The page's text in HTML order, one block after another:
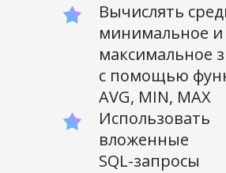
Вычислять
минимальное и
максимальное
с помощью
AVG, MIN, MAX
Использовать
вложенные
SQL-запросы